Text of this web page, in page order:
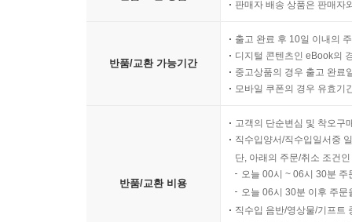
판매자 배송 상품은 판매자
반품/교환 가능기간
출고 완료 후 10일 이내의
디지털 콘텐츠인 eBook의
중고상품의 경우 출고 완료
모바일 쿠폰의 경우 유효기
반품/교환 비용
고객의 단순변심 및 착오구
직수입양서/직수입일서중
단, 아래의 주문/취소 조건
오늘 00시 ~ 06시 30분
오늘 06시 30분 이후 주
직수입 음반/영상물/기프트